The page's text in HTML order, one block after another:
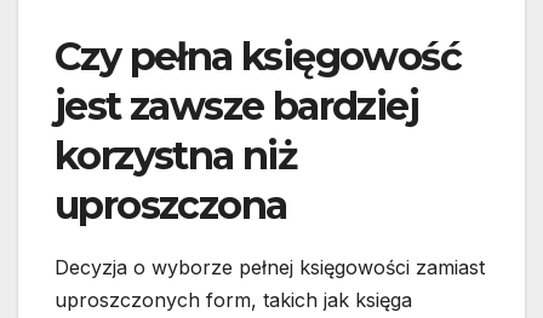
Czy pełna księgowość
jest zawsze bardziej
korzystna niż
uproszczona
Decyzja o wyborze pełnej księgowości zamiast
uproszczonych form, takich jak księga